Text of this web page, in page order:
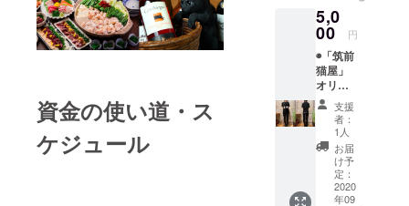
資金の使い道・ス
ケジュール
で実際
と変わ
性があ
ります ◉
心を込
めたお
礼状
（ニャ
ンズの
ポスト
カー
ド）
3月（土
日祝を
除く）
6ヶ月以
内の有
効期限
となり
ます ◉心
を込め
たお礼
（ニャ
ンズの
5,0
00 円
◉「筑前
猫屋」
オリジ
ナルT
シャツ
これで
あなた
も猫屋
のメン
バー！
＊S,M,L
支援
者：
1人
お届
け予
定：
2020
年09